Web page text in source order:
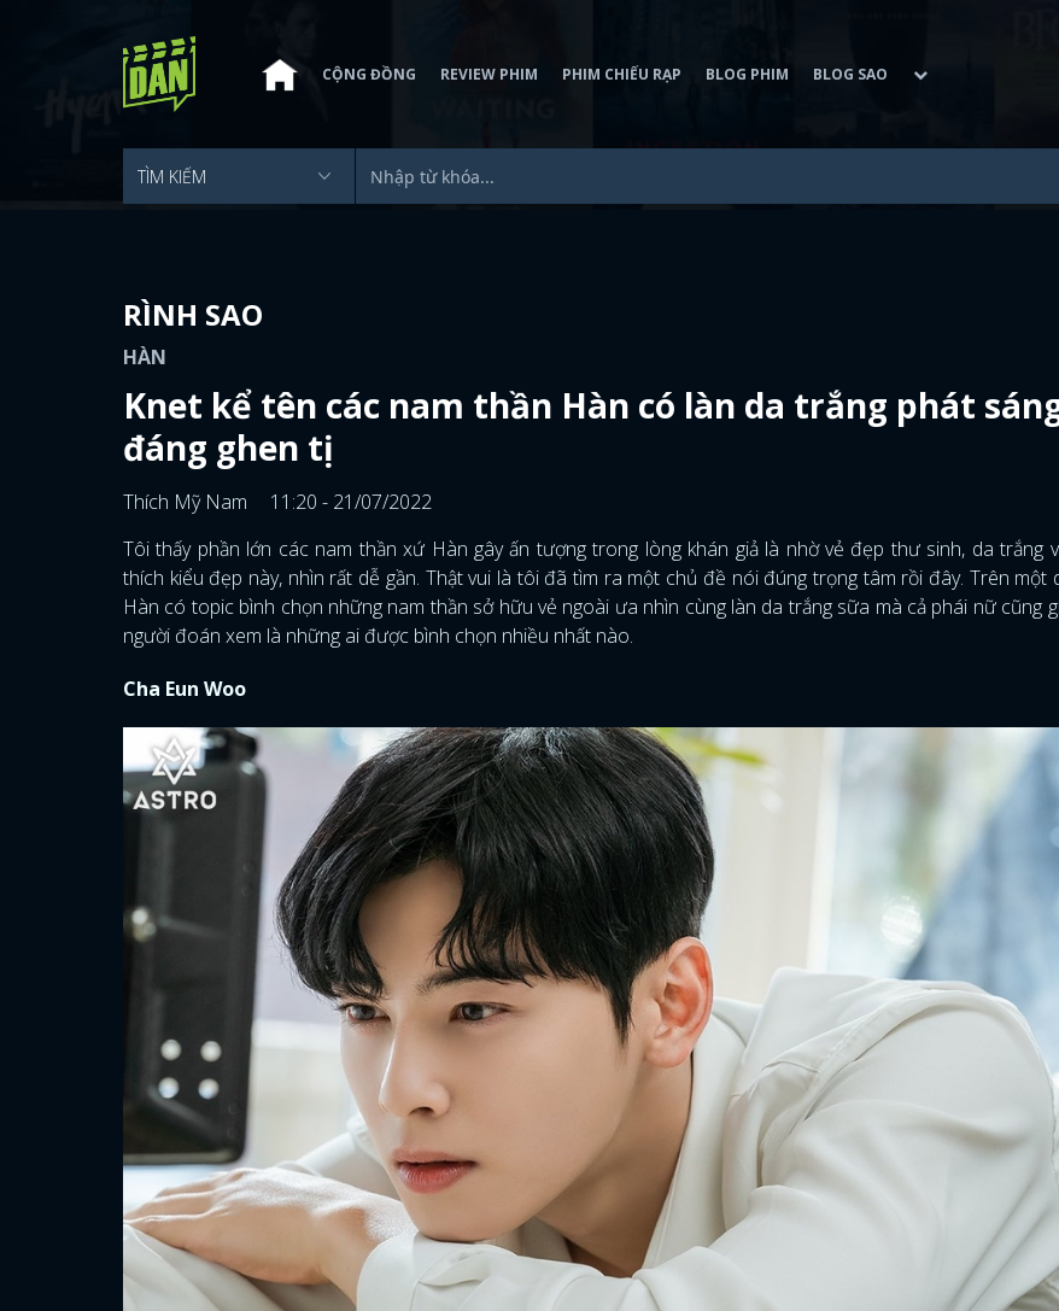
CỘNG ĐỒNG REVIEW PHIM PHIM CHIẾU RẠP BLOG PHIM BLOG SAO
RÌNH SAO
HÀN
Knet kể tên các nam thần Hàn có làn da trắng phát
đáng ghen tị
Thích Mỹ Nam
11:20 - 21/07/2022
Tôi thấy phần lớn các nam thần xứ Hàn gây ấn tượng trong lòng khán giả là nhờ vẻ đẹp thư sinh, da trắng
thích kiểu đẹp này, nhìn rất dễ gần. Thật vui là tôi đã tìm ra một chủ đề nói đúng trọng tâm rồi đây. Trên một
Hàn có topic bình chọn những nam thần sở hữu vẻ ngoài ưa nhìn cùng làn da trắng sữa mà cả phái nữ cũng
người đoán xem là những ai được bình chọn nhiều nhất nào.
Cha Eun Woo